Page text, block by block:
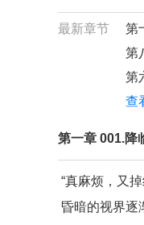
最新章节 第
第
第
查
第一章 001.降
“真麻烦，又
昏暗的视界逐